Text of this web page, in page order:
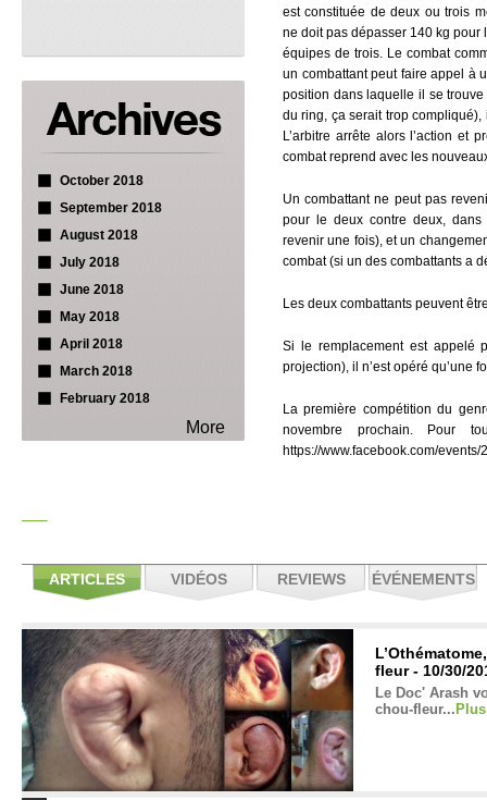
October 2018
September 2018
August 2018
July 2018
June 2018
May 2018
April 2018
March 2018
February 2018
More
est constituée de deux ou trois
ne doit pas dépasser 140 kg
équipes de trois. Le combat
un combattant peut faire appel à
position dans laquelle il se
du ring, ça serait trop
L’arbitre arrête alors l’action et
combat reprend avec les
Un combattant ne peut pas
pour le deux contre deux,
revenir une fois), et un
combat (si un des combattants a
Les deux combattants peuvent
Si le remplacement est appelé
projection), il n’est opéré qu’une
La première compétition du
novembre prochain. Pour
https://www.facebook.com/
ARTICLES VIDÉOS REVIEWS ÉVÉNEMENTS
fleur - 10/30/
Le Doc' Arash
chou-fleur... Plus